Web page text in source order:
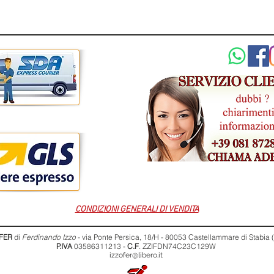
CONDIZIONI GENERALI DI VENDITA
di Ferdinando Izzo - via Ponte Persica, 18/H - 80053 Castellammare di Stabia
P.IVA03586311213 - C.F. ZZIFDN74C23C129W
izzofer@libero.it